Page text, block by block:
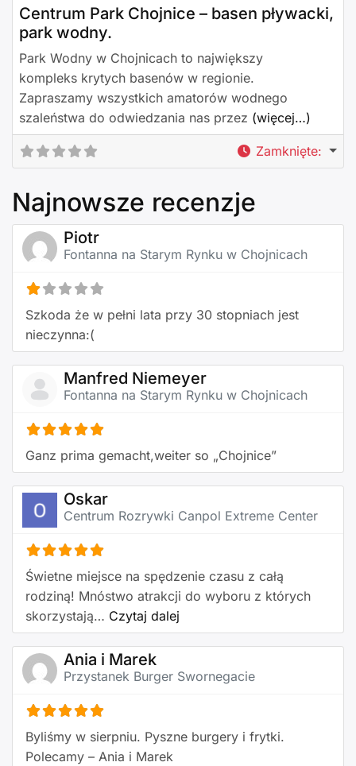
Centrum Park Chojnice – basen pływacki,
park wodny.
Park Wodny w Chojnicach to największy
kompleks krytych basenów w regionie.
Zapraszamy wszystkich amatorów wodnego
szaleństwa do odwiedzania nas przez (więcej…)
Zamknięte:
Najnowsze recenzje
Piotr
Fontanna na Starym Rynku w Chojnicach
Szkoda że w pełni lata przy 30 stopniach jest
nieczynna:(
Manfred Niemeyer
Fontanna na Starym Rynku w Chojnicach
Ganz prima gemacht,weiter so „Chojnice”
Oskar
Centrum Rozrywki Canpol Extreme Center
Świetne miejsce na spędzenie czasu z całą
rodziną! Mnóstwo atrakcji do wyboru z których
skorzystają… Czytaj dalej
Ania i Marek
Przystanek Burger Swornegacie
Byliśmy w sierpniu. Pyszne burgery i frytki.
Polecamy – Ania i Marek